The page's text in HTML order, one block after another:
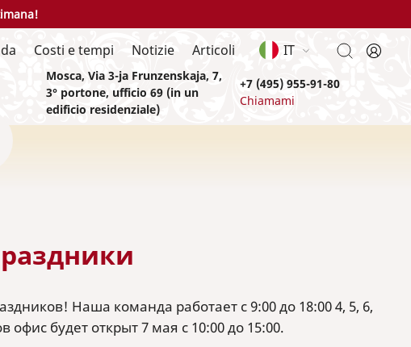
Costi e tempi Notizie Articoli IT
Mosca, Via 3-ja Frunzenskaja, 7,
3° portone, ufficio 69 (in un
edificio residenziale)
+7 (495) 955-91-80
Chiamami
Наша команда работает с 9:00 до 18:00 4, 5, 6,
будет открыт 7 мая с 10:00 до 15:00.